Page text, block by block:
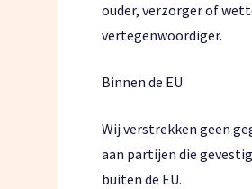
ouder, verzorger of
vertegenwoordiger.
Binnen de EU
Wij verstrekken geen
aan partijen die
buiten de EU.